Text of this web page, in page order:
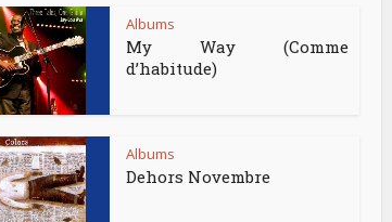
Albums
My Way (Comme
d’habitude)
Albums
Dehors Novembre